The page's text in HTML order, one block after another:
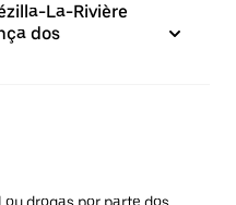
La-Rivière
dos